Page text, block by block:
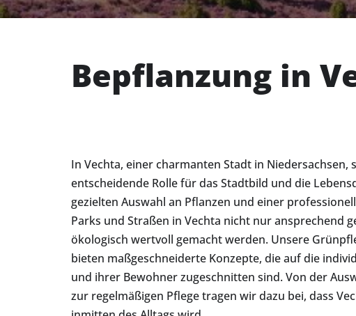
Bepflanzung in
In Vechta, einer charmanten Stadt in Niedersachsen,
entscheidende Rolle für das Stadtbild und die
gezielten Auswahl an Pflanzen und einer
Parks und Straßen in Vechta nicht nur ansprechend
ökologisch wertvoll gemacht werden. Unsere
bieten maßgeschneiderte Konzepte, die auf die
und ihrer Bewohner zugeschnitten sind. Von der
zur regelmäßigen Pflege tragen wir dazu bei, dass